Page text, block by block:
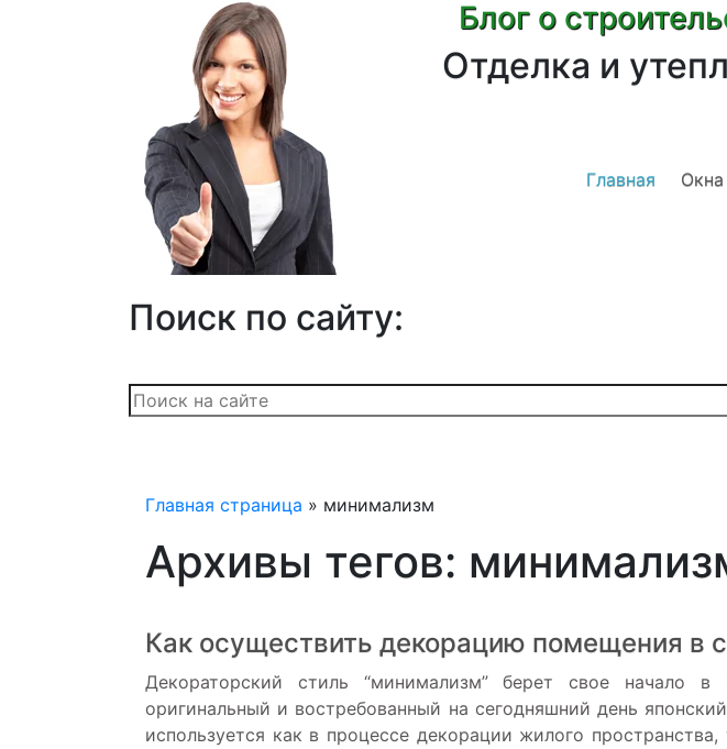
Блог о
Отделка и
Главная Окна
Поиск по сайту:
Главная страница » минимализм
Архивы тегов:
Как осуществить декорацию помещения в
Декораторский стиль “минимализм” берет свое начало в
оригинальный и востребованный на сегодняшний день
используется как в процессе декорации жилого